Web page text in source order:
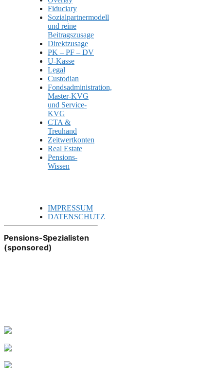
Fiduciary
Sozialpartnermodell
und reine
Beitragszusage
Direktzusage
PK – PF – DV
U-Kasse
Legal
Custodian
Fondsadministration,
Master-KVG
und Service-
KVG
CTA &
Treuhand
Zeitwertkonten
Real Estate
Pensions-
Wissen
IMPRESSUM
DATENSCHUTZ
Pensions-Spezialisten
(sponsored)